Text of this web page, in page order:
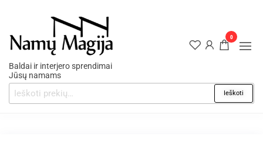
Baldai ir interjero sprendimai
Jūsų namams
Ieškoti
0